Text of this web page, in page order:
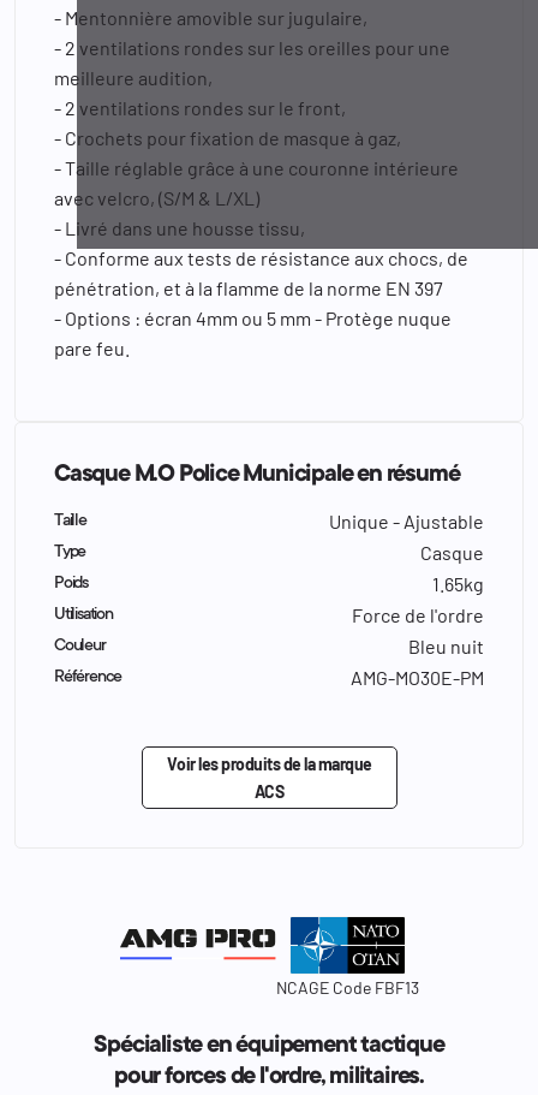
- Mentonnière amovible sur jugulaire,
- 2 ventilations rondes sur les oreilles pour une
meilleure audition,
- 2 ventilations rondes sur le front,
- Crochets pour fixation de masque à gaz,
- Taille réglable grâce à une couronne intérieure
avec velcro, (S/M & L/XL)
- Livré dans une housse tissu,
- Conforme aux tests de résistance aux chocs, de
pénétration, et à la flamme de la norme EN 397
- Options : écran 4mm ou 5 mm - Protège nuque
pare feu.
Casque M.O Police Municipale en résumé
Taille Unique - Ajustable
Type Casque
Poids 1.65kg
Utilisation Force de l'ordre
Couleur Bleu nuit
Référence AMG-MO30E-PM
Voir les produits de la marque
ACS
NCAGE Code FBF13
Spécialiste en équipement tactique
pour forces de l'ordre, militaires.